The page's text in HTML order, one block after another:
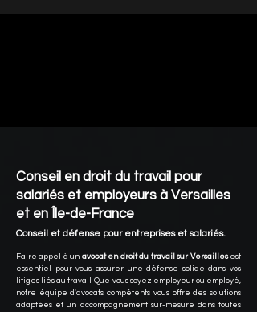
Conseil en droit du travail pour
salariés et employeurs à Versailles
et en Île-de-France
Conseil et défense pour entreprises et salariés.
Faire appel à un avocat en droit du travail sur Versaillesest
essentiel pour vous assurer une défense solide dans vos
litiges liés au travail. Que vous soyez employeur ou employé,
notre équipe d'avocats compétents vous offre des solutions
adaptées et un accompagnement sur-mesure dans toutes